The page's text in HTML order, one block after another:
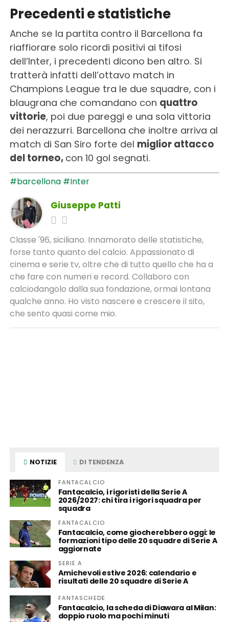
Precedenti e statistiche
Anche se la partita contro il Barcellona fa
riaffiorare solo ricordi positivi ai tifosi
dell’Inter, i precedenti dicono ben altro. Si
tratterà infatti dell’ottavo match in
Champions League tra le due squadre, con i
blaugrana che comandano con quattro
vittorie, poi due pareggi e una sola vittoria
dei nerazzurri. Barcellona che inoltre arriva al
match di San Siro forte del miglior attacco
del torneo, con 10 gol segnati.
#barcellona #Inter
Giuseppe Patti
Classe '96, siciliano. Innamorato delle statistiche,
forse tanto quanto del calcio. Appassionato di
cinema e serie tv, oltre che di tutto quello che ha a
che fare con numeri e record. Collaboro con
calciodangolo dalla sua fondazione, ormai lontana
qualche anno. Ho visto nascere e crescere il sito,
che sento quasi come mio.
NOTIZIE DI TENDENZA
FANTACALCIO
Fantacalcio, i rigoristi della Serie A
2026/2027: chi tira i rigori squadra per
squadra
FANTACALCIO
Fantacalcio, come giocherebbero oggi: le
formazioni tipo delle 20 squadre di Serie A
aggiornate
SERIE A
Amichevoli estive 2026: calendario e
risultati delle 20 squadre di Serie A
FANTASCHEDE
Fantacalcio, la scheda di Diawara al Milan:
doppio ruolo ma pochi minuti